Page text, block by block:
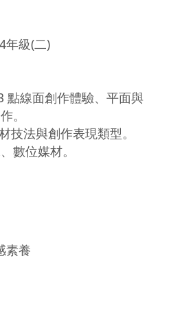
年級(二)
點線面創作體驗、平面與
。
技法與創作表現類型。
數位媒材。
素養